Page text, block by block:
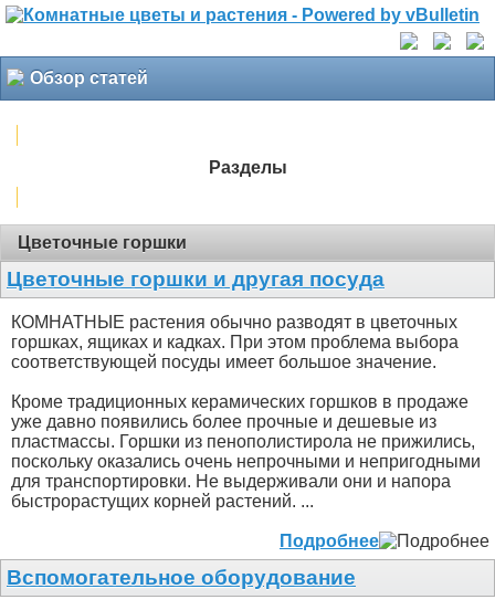
Обзор статей
Разделы
Цветочные горшки
Цветочные горшки и другая посуда
КОМНАТНЫЕ растения обычно разводят в цветочных
горшках, ящиках и кадках. При этом проблема выбора
соответствующей посуды имеет большое значение.
Кроме традиционных керамических горшков в продаже
уже давно появились более прочные и дешевые из
пластмассы. Горшки из пенополистирола не прижились,
поскольку оказались очень непрочными и непригодными
для транспортировки. Не выдерживали они и напора
быстрорастущих корней растений. ...
Подробнее
Вспомогательное оборудование